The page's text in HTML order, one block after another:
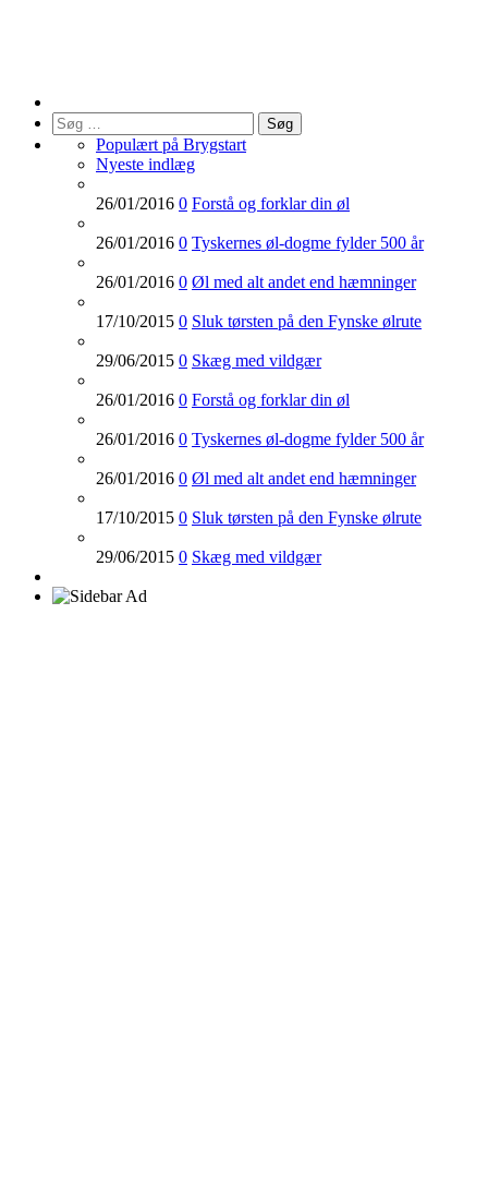
Søg
efter: Populært på Brygstart
Nyeste indlæg
26/01/2016 0 Forstå og forklar din øl
26/01/2016 0 Tyskernes øl-dogme fylder 500 år
26/01/2016 0 Øl med alt andet end hæmninger
17/10/2015 0 Sluk tørsten på den Fynske ølrute
29/06/2015 0 Skæg med vildgær
26/01/2016 0 Forstå og forklar din øl
26/01/2016 0 Tyskernes øl-dogme fylder 500 år
26/01/2016 0 Øl med alt andet end hæmninger
17/10/2015 0 Sluk tørsten på den Fynske ølrute
29/06/2015 0 Skæg med vildgær